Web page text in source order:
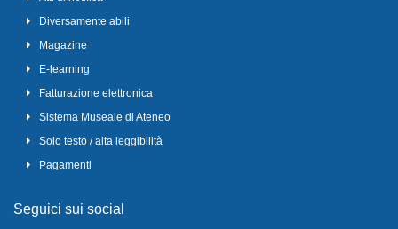
Diversamente abili
Magazine
E-learning
Fatturazione elettronica
Sistema Museale di Ateneo
Solo testo / alta leggibilità
Pagamenti
Seguici sui social